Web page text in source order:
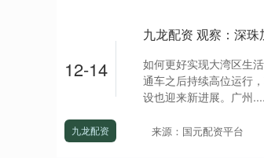
12-14
九龙配资 观察：深
如何更好实现大湾区生
通车之后持续高位运行
设也迎来新进展。广州....
九龙配资 来源：国元配资平台